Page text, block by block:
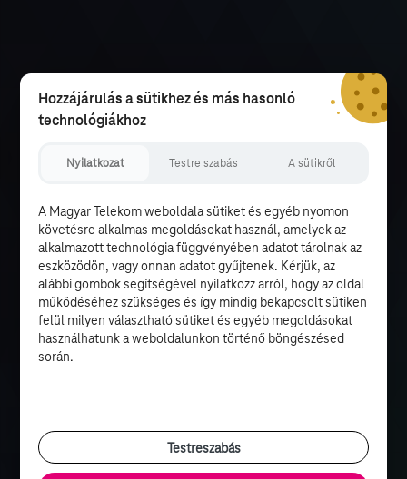
Hozzájárulás a sütikhez és más hasonló
technológiákhoz
Nyilatkozat Testre szabás A sütikről
A Magyar Telekom weboldala sütiket és egyéb nyomon
követésre alkalmas megoldásokat használ, amelyek az
alkalmazott technológia függvényében adatot tárolnak az
eszközödön, vagy onnan adatot gyűjtenek. Kérjük, az
alábbi gombok segítségével nyilatkozz arról, hogy az oldal
működéséhez szükséges és így mindig bekapcsolt sütiken
felül milyen választható sütiket és egyéb megoldásokat
használhatunk a weboldalunkon történő böngészésed
során.
Testreszabás